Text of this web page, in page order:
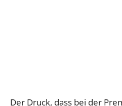
Der Druck, dass bei der